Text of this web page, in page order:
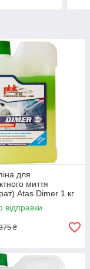
для
миття
Atas Dimer 1 кг
відправки
₴